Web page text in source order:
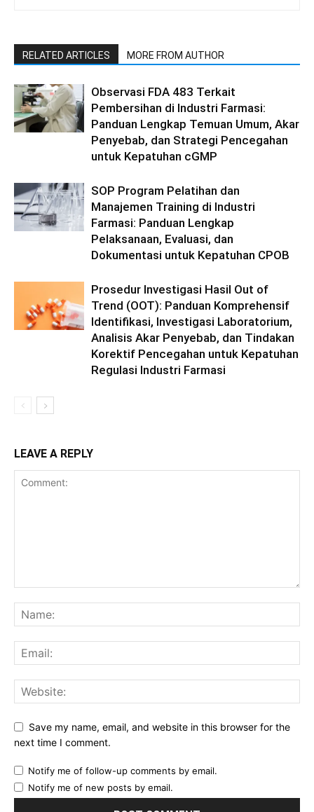
RELATED ARTICLES MORE FROM AUTHOR
Observasi FDA 483 Terkait
Pembersihan di Industri Farmasi:
Panduan Lengkap Temuan Umum, Akar
Penyebab, dan Strategi Pencegahan
untuk Kepatuhan cGMP
SOP Program Pelatihan dan
Manajemen Training di Industri
Farmasi: Panduan Lengkap
Pelaksanaan, Evaluasi, dan
Dokumentasi untuk Kepatuhan CPOB
Prosedur Investigasi Hasil Out of
Trend (OOT): Panduan Komprehensif
Identifikasi, Investigasi Laboratorium,
Analisis Akar Penyebab, dan Tindakan
Korektif Pencegahan untuk Kepatuhan
Regulasi Industri Farmasi
LEAVE A REPLY
Save my name, email, and website in this browser for the
next time I comment.
Notify me of follow-up comments by email.
Notify me of new posts by email.